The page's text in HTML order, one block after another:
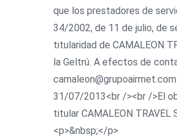
que los prestadores de
34/2002, de 11 de julio, de
titularidad de CAMALEON
la Geltrú. A efectos de
31/07/2013<br /><br />El
titular CAMALEON TRAVEL
<p>&nbsp;</p>